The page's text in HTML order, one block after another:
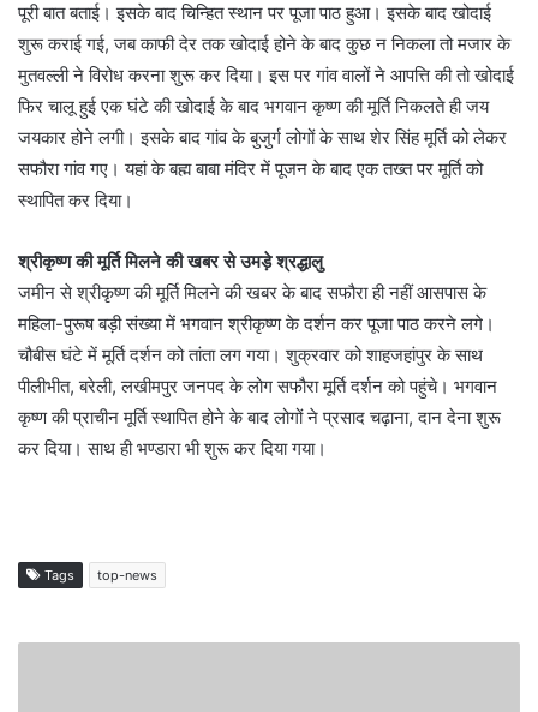
पूरी बात बताई। इसके बाद चिन्हित स्थान पर पूजा पाठ हुआ। इसके बाद खोदाई
शुरू कराई गई, जब काफी देर तक खोदाई होने के बाद कुछ न निकला तो मजार के
मुतवल्ली ने विरोध करना शुरू कर दिया। इस पर गांव वालों ने आपत्ति की तो खोदाई
फिर चालू हुई एक घंटे की खोदाई के बाद भगवान कृष्ण की मूर्ति निकलते ही जय
जयकार होने लगी। इसके बाद गांव के बुजुर्ग लोगों के साथ शेर सिंह मूर्ति को लेकर
सफौरा गांव गए। यहां के बह्म बाबा मंदिर में पूजन के बाद एक तख्त पर मूर्ति को
स्थापित कर दिया।
श्रीकृष्ण की मूर्ति मिलने की खबर से उमड़े श्रद्धालु
जमीन से श्रीकृष्ण की मूर्ति मिलने की खबर के बाद सफौरा ही नहीं आसपास के
महिला-पुरूष बड़ी संख्या में भगवान श्रीकृष्ण के दर्शन कर पूजा पाठ करने लगे।
चौबीस घंटे में मूर्ति दर्शन को तांता लग गया। शुक्रवार को शाहजहांपुर के साथ
पीलीभीत, बरेली, लखीमपुर जनपद के लोग सफौरा मूर्ति दर्शन को पहुंचे। भगवान
कृष्ण की प्राचीन मूर्ति स्थापित होने के बाद लोगों ने प्रसाद चढ़ाना, दान देना शुरू
कर दिया। साथ ही भण्डारा भी शुरू कर दिया गया।
Tags top-news